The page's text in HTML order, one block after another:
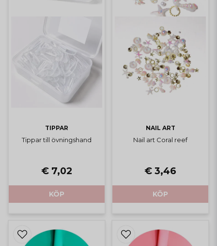
TIPPAR
Tippar till övningshand
€ 7,02
KÖP
NAIL ART
Nail art Coral reef
€ 3,46
KÖP